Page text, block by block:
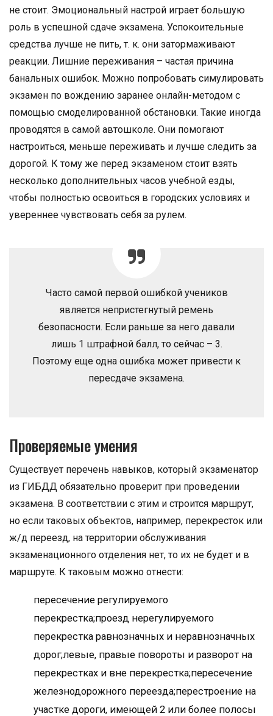
не стоит. Эмоциональный настрой играет большую
роль в успешной сдаче экзамена. Успокоительные
средства лучше не пить, т. к. они затормаживают
реакции. Лишние переживания – частая причина
банальных ошибок. Можно попробовать симулировать
экзамен по вождению заранее онлайн-методом с
помощью смоделированной обстановки. Такие иногда
проводятся в самой автошколе. Они помогают
настроиться, меньше переживать и лучше следить за
дорогой. К тому же перед экзаменом стоит взять
несколько дополнительных часов учебной езды,
чтобы полностью освоиться в городских условиях и
увереннее чувствовать себя за рулем.
Часто самой первой ошибкой учеников
является непристегнутый ремень
безопасности. Если раньше за него давали
лишь 1 штрафной балл, то сейчас – 3.
Поэтому еще одна ошибка может привести к
пересдаче экзамена.
Проверяемые умения
Существует перечень навыков, который экзаменатор
из ГИБДД обязательно проверит при проведении
экзамена. В соответствии с этим и строится маршрут,
но если таковых объектов, например, перекресток или
ж/д переезд, на территории обслуживания
экзаменационного отделения нет, то их не будет и в
маршруте. К таковым можно отнести:
пересечение регулируемого
перекрестка;проезд нерегулируемого
перекрестка равнозначных и неравнозначных
дорог;левые, правые повороты и разворот на
перекрестках и вне перекрестка;пересечение
железнодорожного переезда;перестроение на
участке дороги, имеющей 2 или более полосы